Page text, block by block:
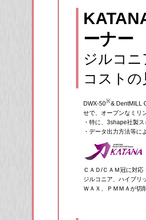
ーナー
ジルコ
コスト
DWX-50※& DentMILL
せで、オープンなミリ
・特に、3shape社製
・データ出力方法等に
ＣＡＤ/ＣＡＭ冠に対応
ジルコニア、ハイブリ
ＷＡＸ、ＰＭＭＡが切